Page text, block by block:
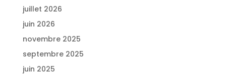
juillet 2026
juin 2026
novembre 2025
septembre 2025
juin 2025